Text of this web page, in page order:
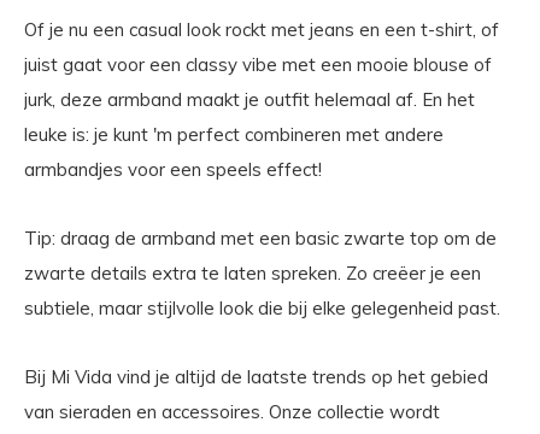
Of je nu een casual look rockt met jeans en een t-shirt, of
juist gaat voor een classy vibe met een mooie blouse of
jurk, deze armband maakt je outfit helemaal af. En het
leuke is: je kunt 'm perfect combineren met andere
armbandjes voor een speels effect!
Tip: draag de armband met een basic zwarte top om de
zwarte details extra te laten spreken. Zo creëer je een
subtiele, maar stijlvolle look die bij elke gelegenheid past.
Bij Mi Vida vind je altijd de laatste trends op het gebied
van sieraden en accessoires. Onze collectie wordt